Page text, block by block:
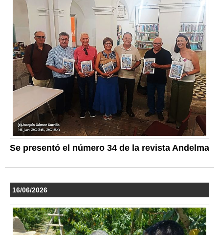
Se presentó el número 34 de la revista Andelma
16/06/2026